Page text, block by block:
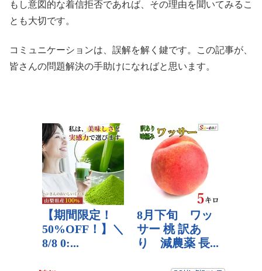
もし意図的な着信拒否であれば、その理由を聞いてみるこ
とも大切です。
コミュニケーションは、誤解を解く鍵です。この記事が、
皆さんの問題解決の手助けになればと思います。